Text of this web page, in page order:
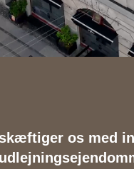
os med